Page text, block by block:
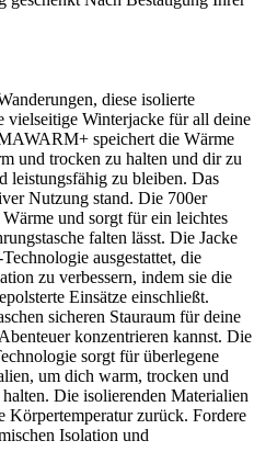
diese isolierte
vielseitige Winterjacke für all deine
speichert die Wärme
und trocken zu halten und dir zu
leistungsfähig zu bleiben. Das
Nutzung stand. Die 700er
und sorgt für ein leichtes
falten lässt. Die Jacke
ausgestattet, die
zu verbessern, indem sie die
Einsätze einschließt.
sicheren Stauraum für deine
konzentrieren kannst. Die
sorgt für überlegene
um dich warm, trocken und
Die isolierenden Materialien
Körpertemperatur zurück. Fordere
Isolation und